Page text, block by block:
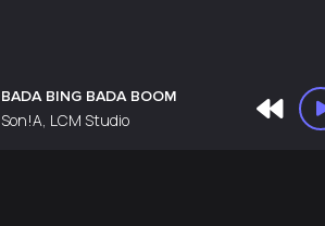
BADA BING BADA BOOM
Son!A, LCM Studio